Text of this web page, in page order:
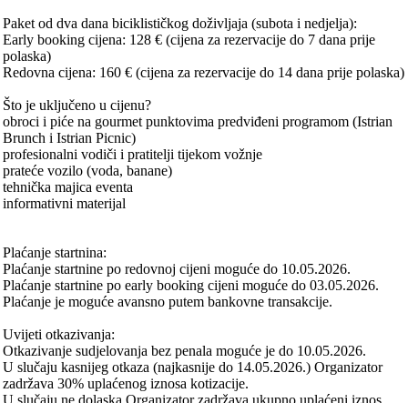
Paket od dva dana biciklističkog doživljaja (subota i nedjelja):
Early booking cijena: 128 € (cijena za rezervacije do 7 dana prije
polaska)
Redovna cijena: 160 € (cijena za rezervacije do 14 dana prije polaska)
Što je uključeno u cijenu?
obroci i piće na gourmet punktovima predviđeni programom (Istrian
Brunch i Istrian Picnic)
profesionalni vodiči i pratitelji tijekom vožnje
prateće vozilo (voda, banane)
tehnička majica eventa
informativni materijal
Plaćanje startnina:
Plaćanje startnine po redovnoj cijeni moguće do 10.05.2026.
Plaćanje startnine po early booking cijeni moguće do 03.05.2026.
Plaćanje je moguće avansno putem bankovne transakcije.
Uvijeti otkazivanja:
Otkazivanje sudjelovanja bez penala moguće je do 10.05.2026.
U slučaju kasnijeg otkaza (najkasnije do 14.05.2026.) Organizator
zadržava 30% uplaćenog iznosa kotizacije.
U slučaju ne dolaska Organizator zadržava ukupno uplaćeni iznos